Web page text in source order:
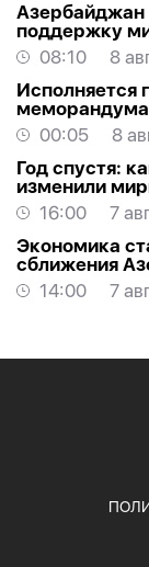
Азербайджан
поддержку
в Грузии
08:10
8
Исполняется
США00:05
8
Год спустя:
изменили
ВЗГЛЯД
16:00
7
Экономика
сближения
визите
14:00 7